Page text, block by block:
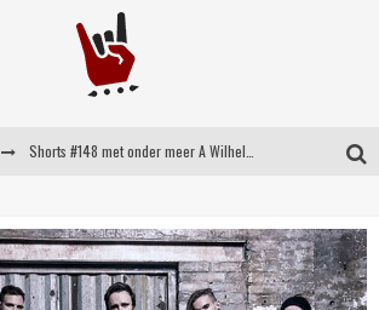
Britse emorockers van Basement maken tweede comeback met het indrukwekkende ‘Wired’
Shorts #149 met onder meer No Cure, Eva Under Fire, The Hu en Sleeping With Sirens